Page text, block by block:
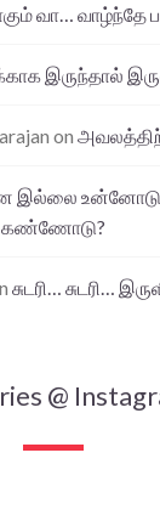
வா… வாழ்ந்தே
இருந்தால்
on
இல்லை
கண்ணோடு?
சுடரி… சுடரி…
@